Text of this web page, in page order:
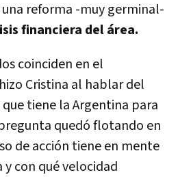
reforma -muy germinal-
financiera del área.
coinciden en el
Cristina al hablar del
tiene la Argentina para
quedó flotando en
de acción tiene en mente
con qué velocidad